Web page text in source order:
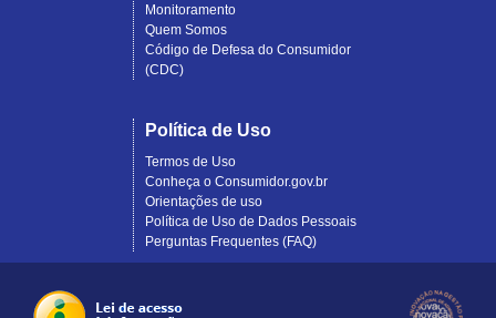
Monitoramento
Quem Somos
Código de Defesa do Consumidor
(CDC)
Política de Uso
Termos de Uso
Conheça o Consumidor.gov.br
Orientações de uso
Política de Uso de Dados Pessoais
Perguntas Frequentes (FAQ)